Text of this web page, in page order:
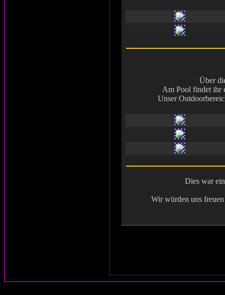
Über
Am Pool findet ihr
Unser
Dies war
Wir würden uns